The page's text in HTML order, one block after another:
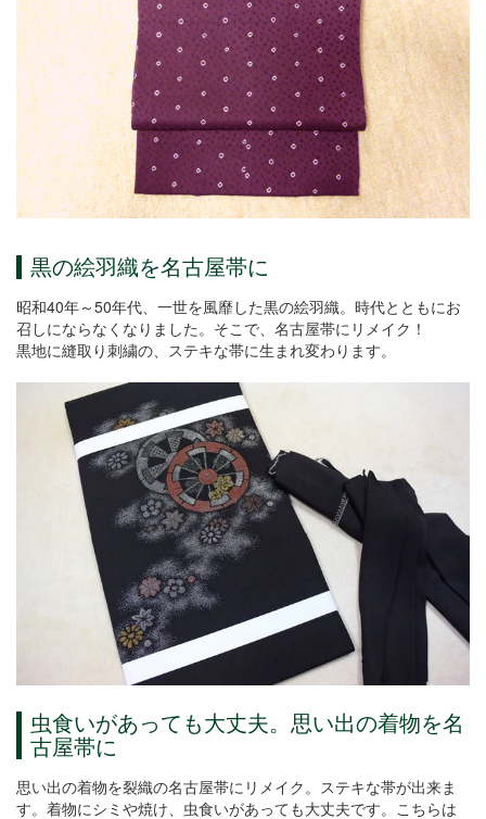
黒の絵羽織を名古屋帯に
昭和40年～50年代、一世を風靡した黒の絵羽織。時代とともにお
召しにならなくなりました。 そこで、名古屋帯にリメイク！
黒地に縫取り刺繍の、ステキな帯に生まれ変わります。
虫食いがあっても大丈夫。思い出の着物を名
古屋帯に
思い出の着物を裂織の名古屋帯にリメイク。ステキな帯が出来ま
す。着物にシミや焼け、虫食いがあっても大丈夫です。こちらは